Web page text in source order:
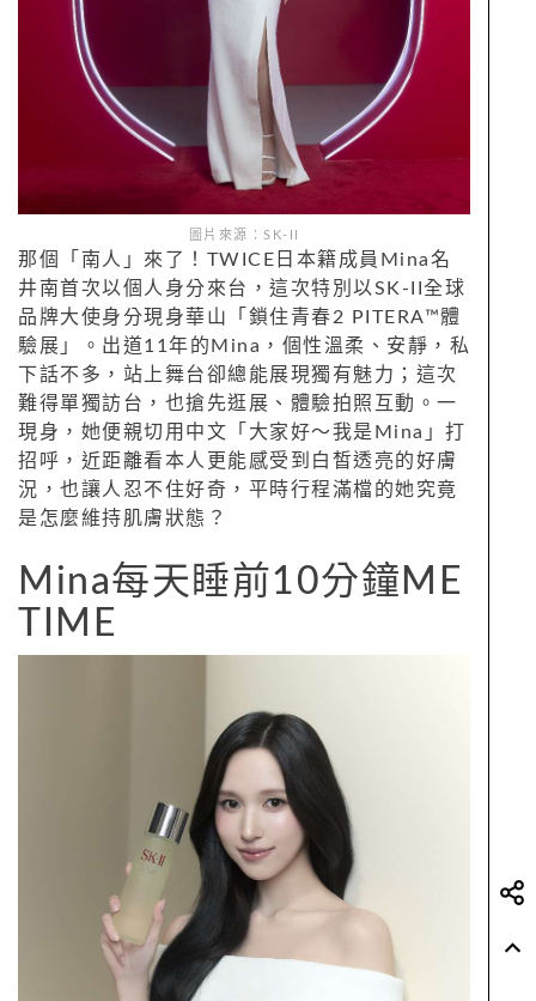
圖片來源：SK-II
那個「南人」來了！TWICE日本籍成員Mina名
井南首次以個人身分來台，這次特別以SK-II全球
品牌大使身分現身華山「鎖住青春2 PITERA™體
驗展」。出道11年的Mina，個性溫柔、安靜，私
下話不多，站上舞台卻總能展現獨有魅力；這次
難得單獨訪台，也搶先逛展、體驗拍照互動。一
現身，她便親切用中文「大家好～我是Mina」打
招呼，近距離看本人更能感受到白皙透亮的好膚
況，也讓人忍不住好奇，平時行程滿檔的她究竟
是怎麼維持肌膚狀態？
Mina每天睡前10分鐘ME
TIME